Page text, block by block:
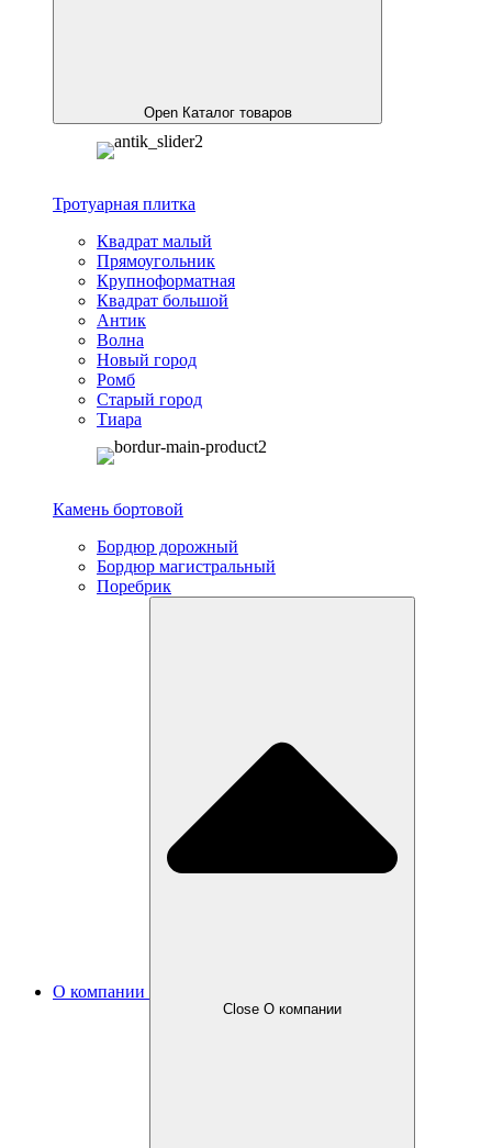
Open Каталог товаров
Тротуарная плитка
Квадрат малый
Прямоугольник
Крупноформатная
Квадрат большой
Антик
Волна
Новый город
Ромб
Старый город
Тиара
Камень бортовой
Бордюр дорожный
Бордюр магистральный
Поребрик
О компании
Close О компании